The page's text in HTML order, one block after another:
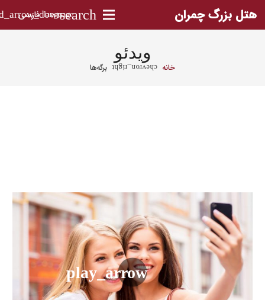
هتل بزرگ چمران search
language فارسی
ویدئو
خانه chevron_right برگه‌ها